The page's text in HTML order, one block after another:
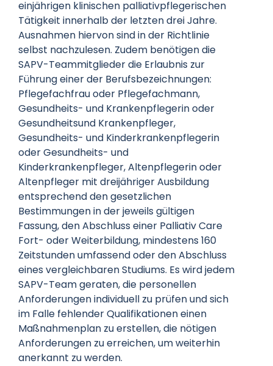
einjährigen klinischen palliativpflegerischen
Tätigkeit innerhalb der letzten drei Jahre.
Ausnahmen hiervon sind in der Richtlinie
selbst nachzulesen. Zudem benötigen die
SAPV-Teammitglieder die Erlaubnis zur
Führung einer der Berufsbezeichnungen:
Pflegefachfrau oder Pflegefachmann,
Gesundheits- und Krankenpflegerin oder
Gesundheitsund Krankenpfleger,
Gesundheits- und Kinderkrankenpflegerin
oder Gesundheits- und
Kinderkrankenpfleger, Altenpflegerin oder
Altenpfleger mit dreijähriger Ausbildung
entsprechend den gesetzlichen
Bestimmungen in der jeweils gültigen
Fassung, den Abschluss einer Palliativ Care
Fort- oder Weiterbildung, mindestens 160
Zeitstunden umfassend oder den Abschluss
eines vergleichbaren Studiums. Es wird jedem
SAPV-Team geraten, die personellen
Anforderungen individuell zu prüfen und sich
im Falle fehlender Qualifikationen einen
Maßnahmenplan zu erstellen, die nötigen
Anforderungen zu erreichen, um weiterhin
anerkannt zu werden.